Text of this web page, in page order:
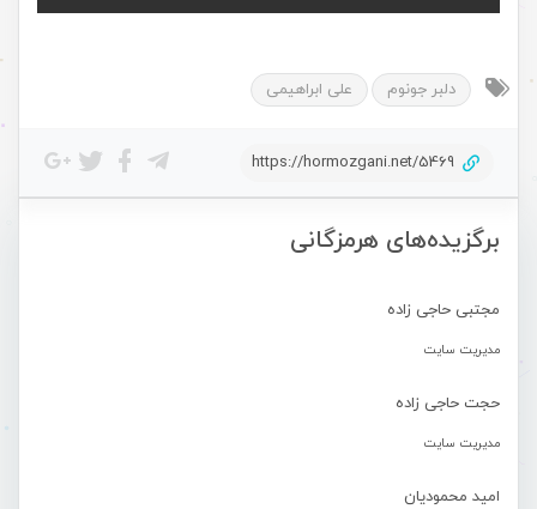
برگزیده‌های هرمزگانی
مجتبی حاجی زاده
مدیریت سایت
حجت حاجی زاده
مدیریت سایت
امید محمودیان
دلبر جونوم علی ابراهیمی
https://hormozgani.net/5469